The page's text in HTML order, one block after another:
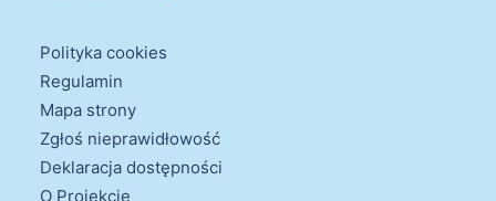
Polityka cookies
Regulamin
Mapa strony
Zgłoś nieprawidłowość
Deklaracja dostępności
O Projekcie